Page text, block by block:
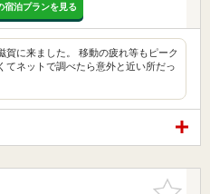
宿泊プランを見る
賀に来ました。 移動の疲れ等もピーク
てネットで調べたら意外と近い所だっ
お気に入